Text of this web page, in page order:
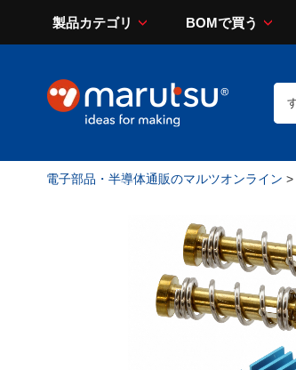
製品カテゴリ BOMで買う
電子部品・半導体通販のマルツオンライン >